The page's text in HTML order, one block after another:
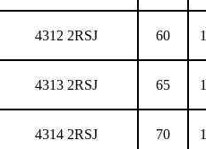
4312 2RSJ 60
4313 2RSJ 65
4314 2RSJ 70